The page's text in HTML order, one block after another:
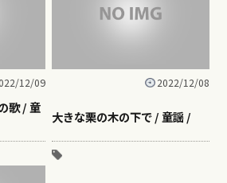
12/09
歌 / 童
2022/12/08
大きな栗の木の下で / 童謡 /